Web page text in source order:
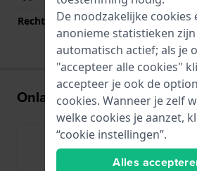
Rechte bandaanzet
Nee
Onlangs bekeken
De noodzakelijke cookies
anonieme statistieken
automatisch actief; als je
"accepteer alle cookies"
accepteer je ook de
cookies. Wanneer je zelf
welke cookies je aanzet,
“cookie instellingen”.
Alles